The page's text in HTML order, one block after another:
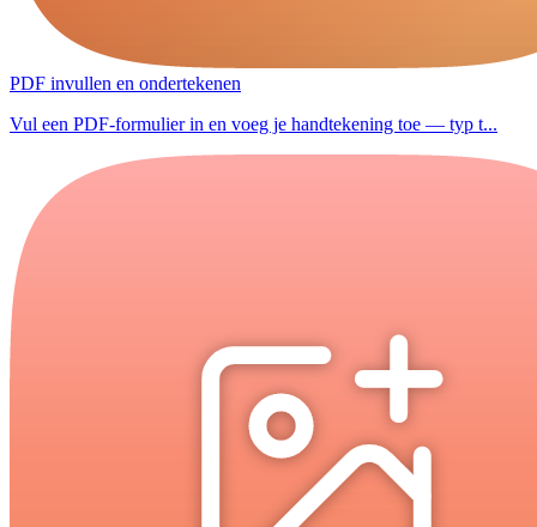
PDF invullen en ondertekenen
Vul een PDF-formulier in en voeg je handtekening toe — typ t...